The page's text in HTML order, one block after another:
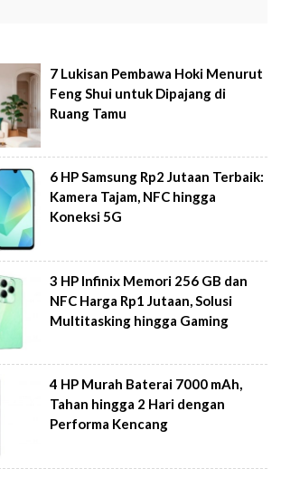
7 Lukisan Pembawa Hoki Menurut
Feng Shui untuk Dipajang di
Ruang Tamu
6 HP Samsung Rp2 Jutaan Terbaik:
Kamera Tajam, NFC hingga
Koneksi 5G
3 HP Infinix Memori 256 GB dan
NFC Harga Rp1 Jutaan, Solusi
Multitasking hingga Gaming
4 HP Murah Baterai 7000 mAh,
Tahan hingga 2 Hari dengan
Performa Kencang